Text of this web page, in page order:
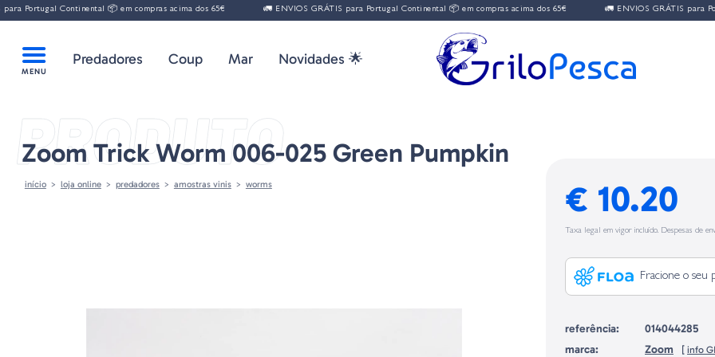
Portugal Continental 📦 em compras acima dos 65€ 🚛 ENVIOS GRÁTIS para Portugal Continental 📦 em compras acima dos 65€ 🚛 ENVIOS GRÁTIS para
Predadores Coup Mar Novidades 🌟
PRODUTO
Zoom Trick Worm 006-025 Green Pumpkin
início loja online predadores amostras vinis worms € 10.20
Taxa legal em vigor incluído. Despesas de
Fracione o
referência:
014044285
marca:
Zoom [ info